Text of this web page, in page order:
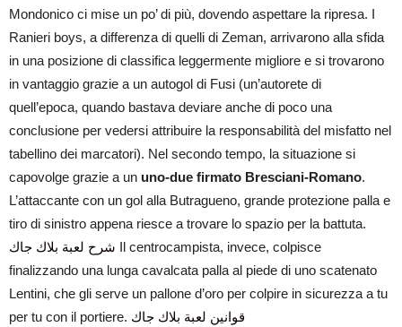
Mondonico ci mise un po’ di più, dovendo aspettare la ripresa. I
Ranieri boys, a differenza di quelli di Zeman, arrivarono alla sfida
in una posizione di classifica leggermente migliore e si trovarono
in vantaggio grazie a un autogol di Fusi (un’autorete di
quell’epoca, quando bastava deviare anche di poco una
conclusione per vedersi attribuire la responsabilità del misfatto nel
tabellino dei marcatori). Nel secondo tempo, la situazione si
capovolge grazie a un uno-due firmato Bresciani-Romano.
L’attaccante con un gol alla Butragueno, grande protezione palla e
tiro di sinistro appena riesce a trovare lo spazio per la battuta.
شرح لعبة بلاك جاك Il centrocampista, invece, colpisce
finalizzando una lunga cavalcata palla al piede di uno scatenato
Lentini, che gli serve un pallone d’oro per colpire in sicurezza a tu
per tu con il portiere. قوانين لعبة بلاك جاك